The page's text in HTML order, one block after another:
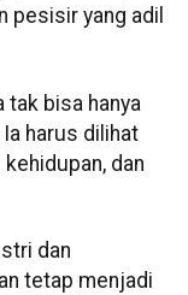
pesisir yang adil
bisa hanya
harus dilihat
dan
dan
tetap menjadi